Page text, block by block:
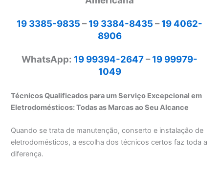
19 3385-9835 –19 3384-8435 –19 4062-
8906
WhatsApp: 19 99394-2647–19 99979-
1049
Técnicos Qualificados para um Serviço Excepcional em
Eletrodomésticos: Todas as Marcas ao Seu Alcance
Quando se trata de manutenção, conserto e instalação de
eletrodomésticos, a escolha dos técnicos certos faz toda a
diferença.